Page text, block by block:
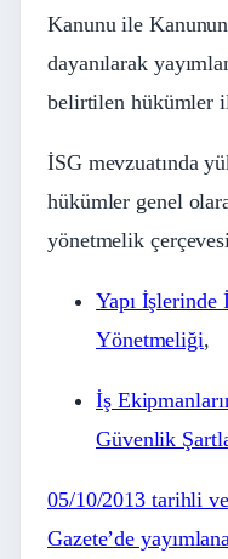
Kanunu ile
dayanılarak
belirtilen hükümler
İSG mevzuatında
hükümler genel
yönetmelik
Yapı İşlerinde
Yönetmeliği,
İş
Güvenlik
05/10/2013 tarihli
Gazete’de